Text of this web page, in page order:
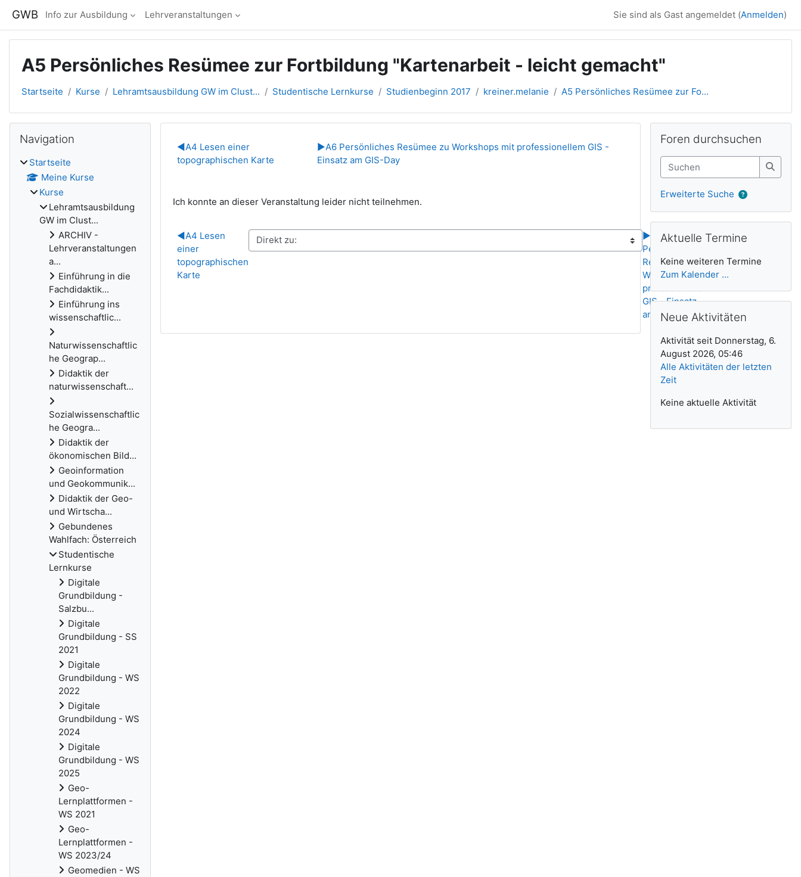
GWB Info zur Ausbildung Lehrveranstaltungen Sie sind als Gast angemeldet (Anmelden)
A5 Persönliches Resümee zur Fortbildung "Kartenarbeit - leicht gemacht"
Startseite Kurse Lehramtsausbildung GW im Clust... Studentische Lernkurse Studienbeginn 2017 kreiner.melanie A5 Persönliches Resümee zur Fo...
Abschnittsübersicht
◀︎A4 Lesen einer
topographischen Karte
▶︎A6 Persönliches Resümee zu Workshops mit professionellem GIS -
Einsatz am GIS-Day
Ich konnte an dieser Veranstaltung leider nicht teilnehmen.
◀︎A4 Lesen
einer
topographischen
Karte
▶︎ A6
Persönliches
Resümee zu
Workshops mit
professionellem
GIS - Einsatz
am GIS-Day
Blöcke
Navigation
Startseite
Meine Kurse
Kurse
Lehramtsausbildung
GW im Clust...
ARCHIV -
Lehrveranstaltungen
a...
Einführung in die
Fachdidaktik...
Einführung ins
wissenschaftlic...
Naturwissenschaftlic
he Geograp...
Didaktik der
naturwissenschaft...
Sozialwissenschaftlic
he Geogra...
Didaktik der
ökonomischen Bild...
Geoinformation
und Geokommunik...
Didaktik der Geo-
und Wirtscha...
Gebundenes
Wahlfach: Österreich
Studentische
Lernkurse
Digitale
Grundbildung -
Salzbu...
Digitale
Grundbildung - SS
2021
Digitale
Grundbildung - WS
2022
Digitale
Grundbildung - WS
2024
Digitale
Grundbildung - WS
2025
Geo-
Lernplattformen -
WS 2021
Geo-
Lernplattformen -
WS 2023/24
Geomedien - WS
Foren durchsuchen
Suchen
Erweiterte Suche
Aktuelle Termine
Keine weiteren Termine
Zum Kalender ...
Neue Aktivitäten überspringen
Neue Aktivitäten
Aktivität seit Donnerstag, 6.
August 2026, 05:46
Alle Aktivitäten der letzten
Zeit
Keine aktuelle Aktivität